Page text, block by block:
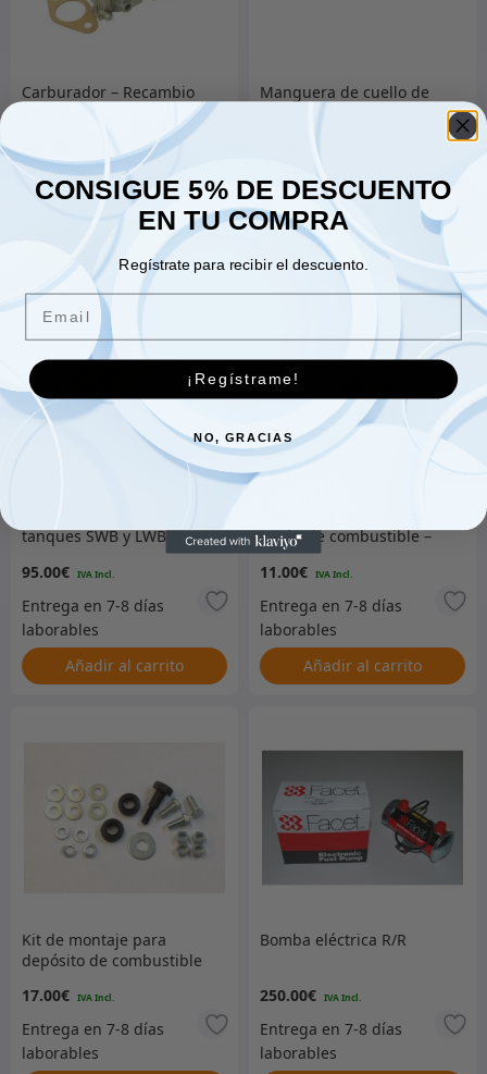
Carburador – Recambio
Añadir al carrito
Manguera de cuello de
Añadir al carrito
tanques SWB y LWB con 6
95.00€
Añadir al carrito
tapón de combustible –
504697
11.00€
Añadir al carrito
Kit de montaje para
depósito de combustible
17.00€
Bomba eléctrica R/R
250.00€
CONSIGUE 5% DE DESCUENTO
EN TU COMPRA
Regístrate para recibir el descuento.
¡Regístrame!
NO, GRACIAS